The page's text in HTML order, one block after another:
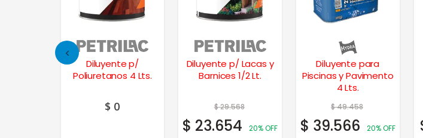
Diluyente p/
Poliuretanos 4 Lts.
$0
Diluyente p/ Lacas y
Barnices 1/2 Lt.
$29.568
$ 23.654 20% OFF
Diluyente para
Piscinas y Pavimento
4 Lts.
$49.458
$39.566 20% OFF